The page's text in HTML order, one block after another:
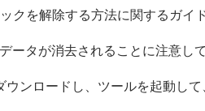
クを解除する方法に関するガイ
タが消去されることに注意して
ウンロードし、ツールを起動し